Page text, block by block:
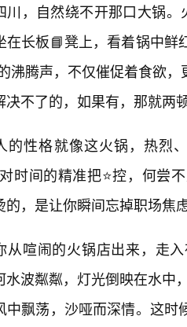
川，自然绕不开那口大锅。
在长板📘凳上，看着锅中
沸腾声，不仅催促着食欲
决不了的，如果有，那就两
的性格就像这火锅，热烈
时间的精准把⭐控，何尝
的，是让你瞬间忘掉职场焦
从喧闹的火锅店出来，走
水波粼粼，灯光倒映在水中
中飘荡，沙哑而深情。这